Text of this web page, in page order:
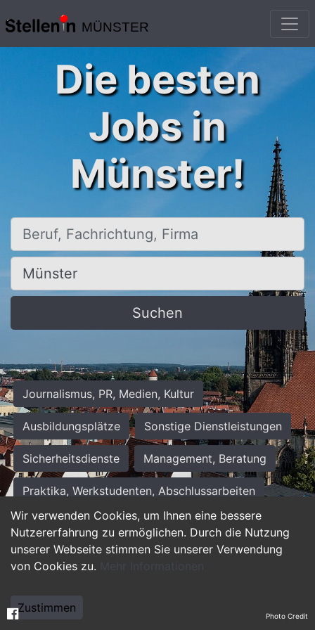
MÜNSTER
Wir verwenden Cookies, um Ihnen eine bessere
Nutzererfahrung zu ermöglichen. Durch die Nutzung
unserer Webseite stimmen Sie unserer Verwendung
von Cookies zu. Mehr Informationen
Zustimmen
Die besten
Jobs in
Münster!
Beruf, Fachrichtung, Firma
Ort, Stadt
Suchen
Journalismus, PR, Medien, Kultur
Ausbildungsplätze Sonstige Dienstleistungen
Sicherheitsdienste Management, Beratung
Praktika, Werkstudenten, Abschlussarbeiten
Personalwesen Assistenz, Sekretariat
Hilfskräfte, Aushilfs- und Nebenjobs
Weiterbildung, Studium, duale Ausbildung Photo Credit